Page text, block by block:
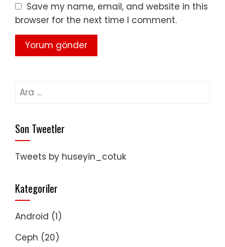
Save my name, email, and website in this
browser for the next time I comment.
Arama:
Son Tweetler
Tweets by huseyin_cotuk
Kategoriler
Android (1)
Ceph (20)